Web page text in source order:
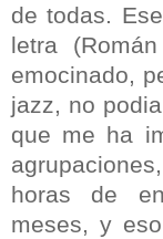
de todas.
letra
emocinado,
jazz, no
que me ha
horas de
meses, y